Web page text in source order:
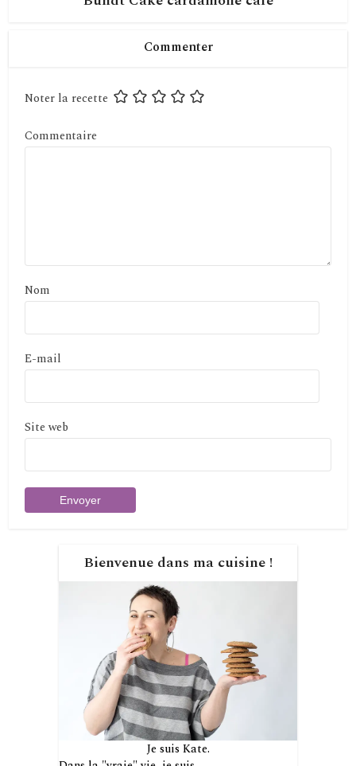
Commenter
Noter la recette
Commentaire
Nom
E-mail
Site web
Bienvenue dans ma cuisine !
Je suis Kate.